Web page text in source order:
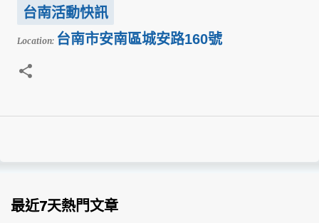
台南活動快訊
Location: 台南市安南區城安路160號
最近7天熱門文章